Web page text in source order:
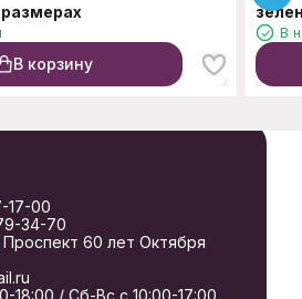
В корзину
В
17-00
34-70
60 лет Октября
18:00 / Сб-Вс с 10:00-17:00